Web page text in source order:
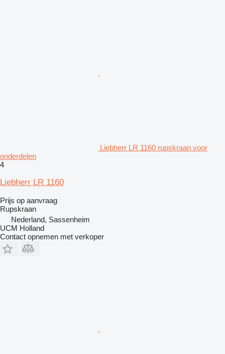
Liebherr LR 1160 rupskraan voor
onderdelen
4
Liebherr LR 1160
Prijs op aanvraag
Rupskraan
Nederland, Sassenheim
UCM Holland
Contact opnemen met verkoper